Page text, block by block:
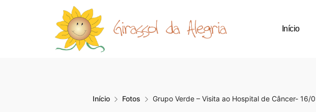
Início
Início Fotos Grupo Verde – Visita ao Hospital de Câncer- 16/